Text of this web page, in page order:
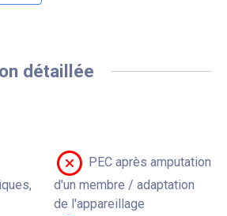
détaillée
PEC après amputation
d'un membre / adaptation
de l'appareillage